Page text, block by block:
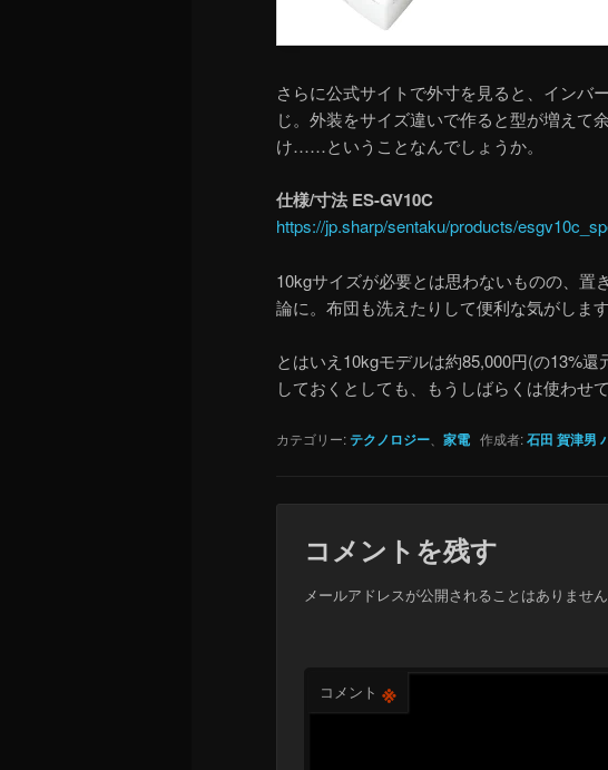
さらに公式サイトで外寸を見ると、インバ
じ。外装をサイズ違いで作ると型が増えて
け……ということなんでしょうか。
仕様/寸法 ES-GV10C
https://jp.sharp/sentaku/products/
10kgサイズが必要とは思わないものの、置
論に。布団も洗えたりして便利な気がします
とはいえ10kgモデルは約85,000円(の13%
しておくとしても、もうしばらくは使わせ
カテゴリー:テクノロジー 家電 作成者:石田 賀津男
コメントを残す
メールアドレスが公開されることはありません
コメント ※